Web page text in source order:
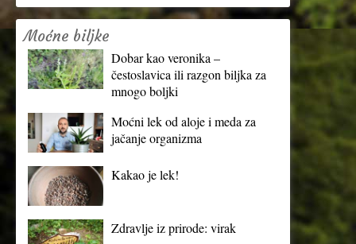
Moćne biljke
Dobar kao veronika –
čestoslavica ili razgon biljka za
mnogo boljki
Moćni lek od aloje i meda za
jačanje organizma
Kakao je lek!
Zdravlje iz prirode: virak